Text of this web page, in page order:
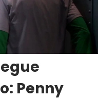
Penny